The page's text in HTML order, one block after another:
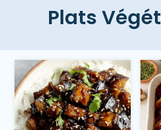
Plats